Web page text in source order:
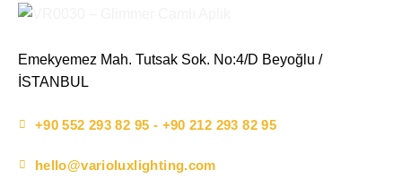
Emekyemez Mah. Tutsak Sok. No:4/D Beyoğlu /
İSTANBUL
+90 552 293 82 95 - +90 212 293 82 95
hello@varioluxlighting.com